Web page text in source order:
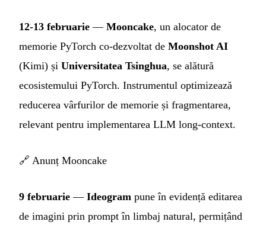
12-13 februarie — Mooncake, un alocator de
memorie PyTorch co-dezvoltat de Moonshot AI
(Kimi) și Universitatea Tsinghua, se alătură
ecosistemului PyTorch. Instrumentul optimizează
reducerea vârfurilor de memorie și fragmentarea,
relevant pentru implementarea LLM long-context.
🔗 Anunț Mooncake
9 februarie — Ideogram pune în evidență editarea
de imagini prin prompt în limbaj natural, permițând